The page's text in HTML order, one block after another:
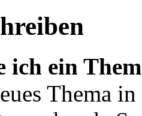
ich ein
Thema